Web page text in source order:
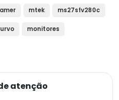
mtek ms27sfv280c
monitores
atenção